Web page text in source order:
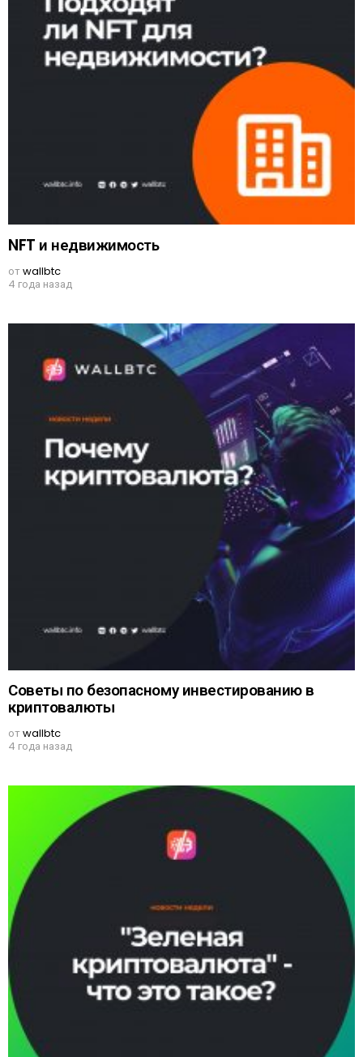
NFT и недвижимость
отwallbtc
4 года назад
Советы по безопасному инвестированию в
криптовалюты
отwallbtc
4 года назад